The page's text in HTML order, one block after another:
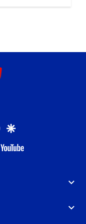
whatsapp
google
youtube-